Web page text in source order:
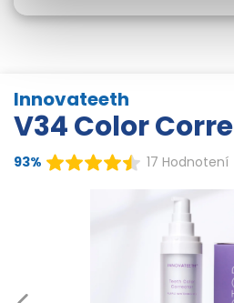
Innovateeth
V34 Color
93% 17 Hodnotení